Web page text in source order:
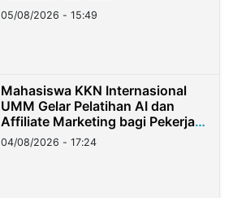
05/08/2026 - 15:49
Mahasiswa KKN Internasional
UMM Gelar Pelatihan AI dan
Affiliate Marketing bagi Pekerja
Migran Indonesia di Taiwan
04/08/2026 - 17:24